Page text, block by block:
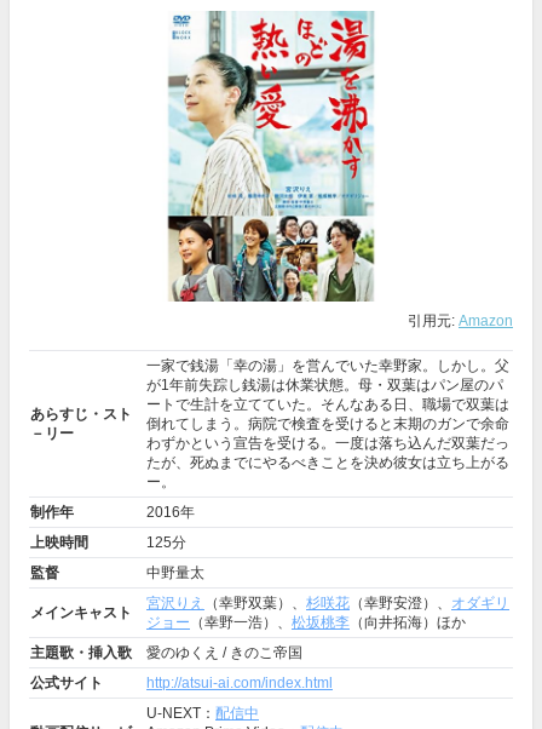
引用元: Amazon
あらすじ・スト
－リー
一家で銭湯「幸の湯」を営んでいた幸野家。しかし。父
が1年前失踪し銭湯は休業状態。母・双葉はパン屋のパ
ートで生計を立てていた。そんなある日、職場で双葉は
倒れてしまう。病院で検査を受けると末期のガンで余命
わずかという宣告を受ける。一度は落ち込んだ双葉だっ
たが、死ぬまでにやるべきことを決め彼女は立ち上がる
ー。
制作年
2016年
上映時間
125分
監督
中野量太
メインキャスト
宮沢りえ （幸野双葉）、 杉咲花 （幸野安澄）、 オダギリ
ジョー （幸野一浩）、 松坂桃李 （向井拓海）ほか
主題歌・挿入歌
愛のゆくえ / きのこ帝国
公式サイト
http://atsui-ai.com/index.html
U-NEXT： 配信中